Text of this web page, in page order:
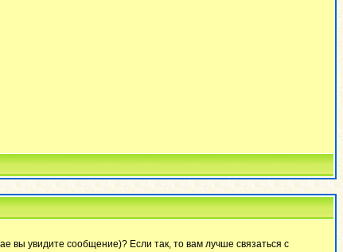
вы увидите сообщение)? Если так, то вам лучше связаться с